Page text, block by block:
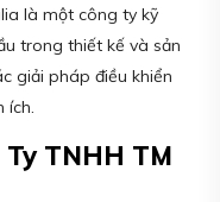
là một công ty kỹ
trong thiết kế và sản
giải pháp điều khiển
ích.
TNHH TM